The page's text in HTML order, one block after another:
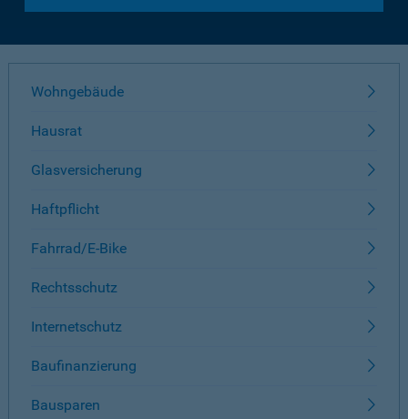
Wohngebäude
Hausrat
Glasversicherung
Haftpflicht
Fahrrad/E-Bike
Rechtsschutz
Internetschutz
Baufinanzierung
Bausparen